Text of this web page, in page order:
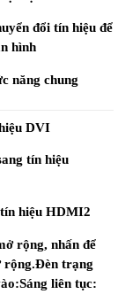
đổi tín hiệu để
hình
năng chung
DVI
tín hiệu
hiệu HDMI2
rộng, nhấn để
rộng.Đèn trạng
liên tục: